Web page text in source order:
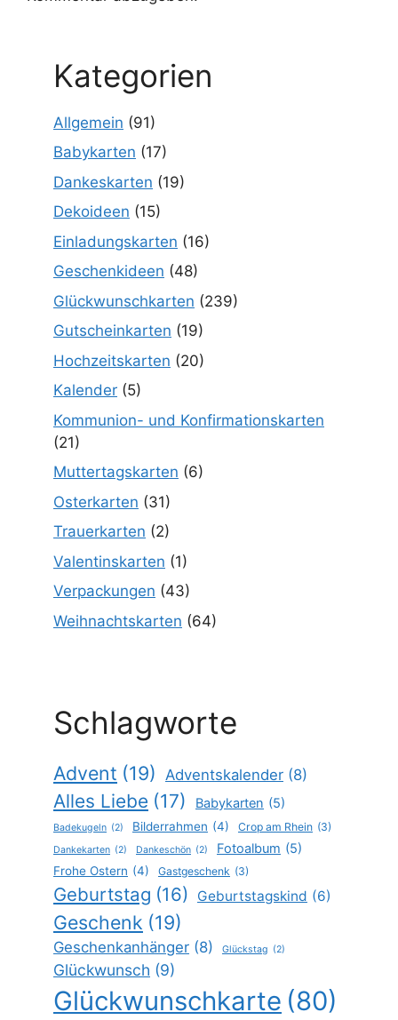
Kategorien
Allgemein (91)
Babykarten (17)
Dankeskarten (19)
Dekoideen (15)
Einladungskarten (16)
Geschenkideen (48)
Glückwunschkarten (239)
Gutscheinkarten (19)
Hochzeitskarten (20)
Kalender (5)
Kommunion- und Konfirmationskarten
(21)
Muttertagskarten (6)
Osterkarten (31)
Trauerkarten (2)
Valentinskarten (1)
Verpackungen (43)
Weihnachtskarten (64)
Schlagworte
Advent (19) Adventskalender (8)
Alles Liebe (17) Babykarten (5)
Badekugeln (2) Bilderrahmen (4) Crop am Rhein (3)
Dankekarten (2) Dankeschön (2) Fotoalbum (5)
Frohe Ostern (4) Gastgeschenk (3)
Geburtstag (16) Geburtstagskind (6)
Geschenk (19)
Geschenkanhänger (8) Glückstag (2)
Glückwunsch (9)
Glückwunschkarte (80)